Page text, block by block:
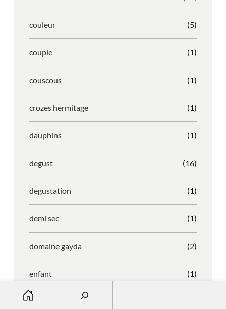
couleur (5)
couple (1)
couscous (1)
crozes hermitage (1)
dauphins (1)
degust (16)
degustation (1)
demi sec (1)
domaine gayda (2)
enfant (1)
entreprise